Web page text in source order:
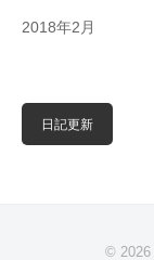
2018年2月
日記更新
© 2026